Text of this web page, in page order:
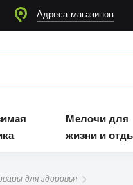
Адреса магазинов
Мелочи для
жизни и
для здоровья